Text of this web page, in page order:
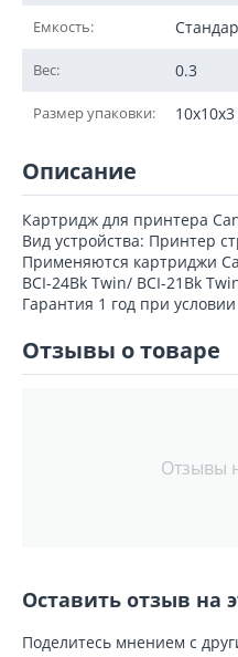
Емкость:
Вес: 0.3
Размер упаковки:
Описание
Картридж для принтера
Вид устройства: Принтер
Применяются картриджи
BCI-24Bk Twin/ BCI-21Bk
Гарантия 1 год при
Отзывы о товаре
Отзывы
Оставить отзыв на
Поделитесь мнением с